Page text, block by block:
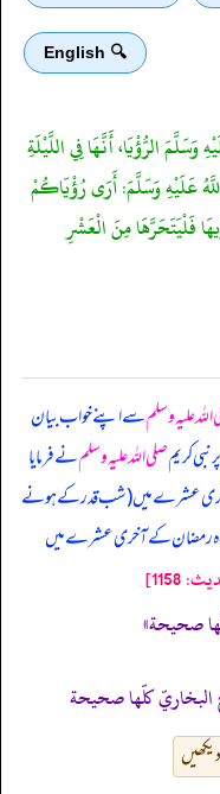
🔍 English
وَسَلَّمَ الرُّؤْيَا، أَنَّهَا فِي اللَّيْلَةِ
عَلَيْهِ وَسَلَّمَ: أَرَى رُؤْيَاكُمْ
فَلْيَتَحَرَّهَا مِنَ الْعَشْرِ
علیہ وسلمسے اپنے خواب بیان
کریمصلی اللہ علیہ وسلمنے فرمایا
عشرے میں (شب قدر کے ہونے
وہ رمضان کے آخری عشرے میں
صحيحة»
كلّها صحيحة